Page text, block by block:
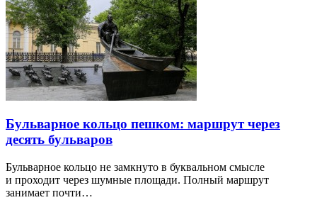
Бульварное кольцо пешком: маршрут через
десять бульваров
Бульварное кольцо не замкнуто в буквальном смысле
и проходит через шумные площади. Полный маршрут
занимает почти…